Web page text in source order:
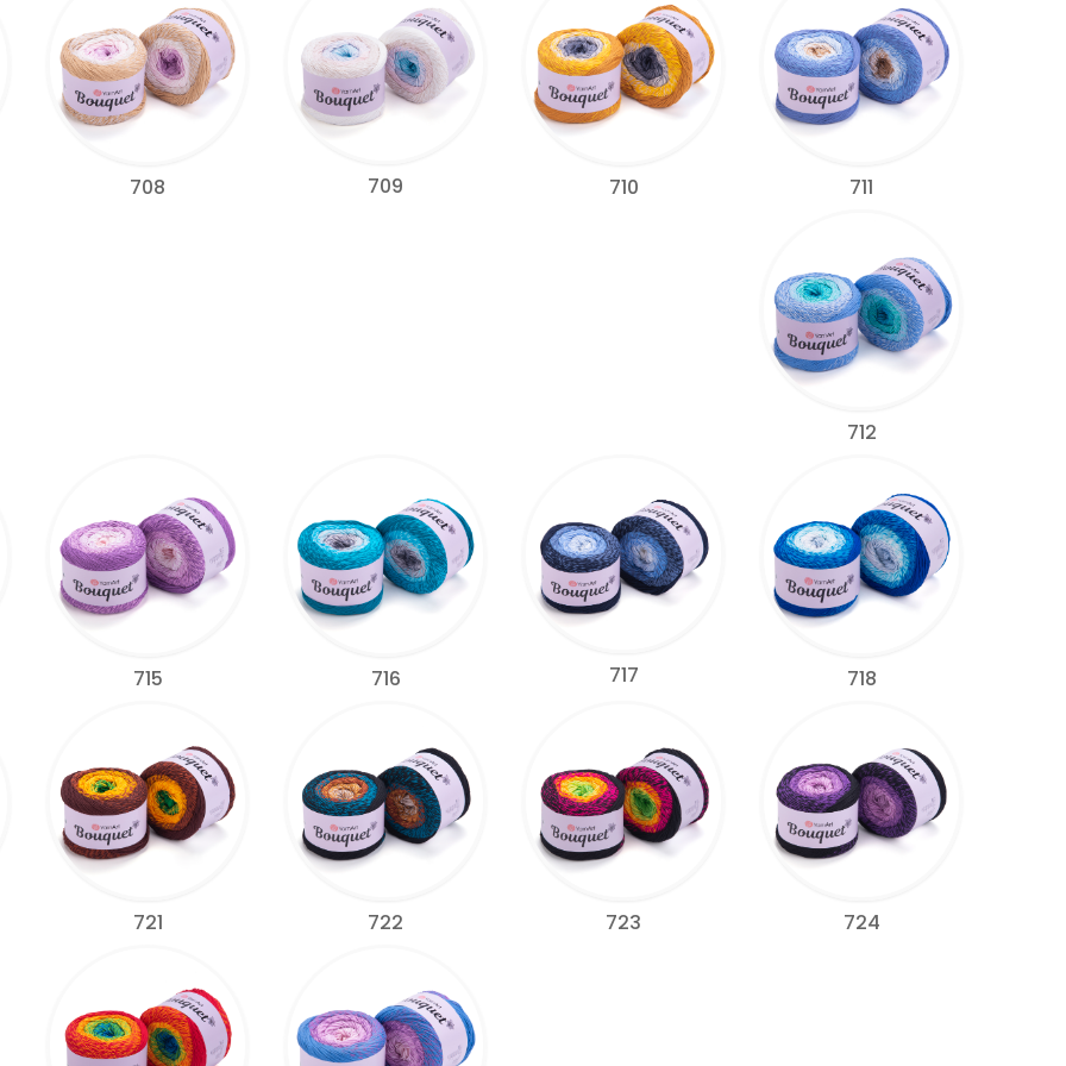
708 709 710 711
712
715 716 717 718
721 722 723 724